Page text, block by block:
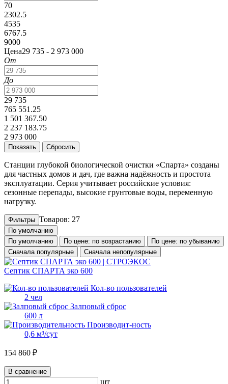
70
2302.5
4535
6767.5
9000
Цена29 735 - 2 973 000
От
До
29 735
765 551.25
1 501 367.50
2 237 183.75
2 973 000
Станции глубокой биологической очистки «Спарта» созданы
для частных домов и дач, где важна надёжность и простота
эксплуатации. Серия учитывает российские условия:
сезонные перепады, высокие грунтовые воды, переменную
нагрузку.
Фильтры Товаров: 27
По умолчанию
По умолчанию
По цене: по возрастанию
По цене: по убыванию
Сначала популярные
Сначала непопулярные
Септик СПАРТА эко 600
Кол-во пользователей
2 чел
Залповый сброс
600 л
Производит-ность
0,6 м³/сут
154 860 ₽
В сравнение
шт